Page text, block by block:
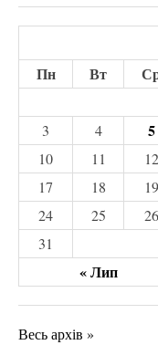
Пн
Вт
« Лип
3
4 5
10
11 12
17
18 19
24
25 26
31
Весь архів »